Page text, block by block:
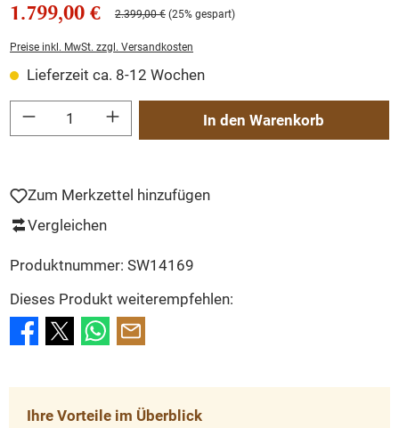
1.799,00 € 2.399,00 € (25% gespart)
Preise inkl. MwSt. zzgl. Versandkosten
Lieferzeit ca. 8-12 Wochen
Produkt Anzahl: Gib den gewünschten Wert ein oder benutze die Schaltflächen
In den Warenkorb
Zum Merkzettel hinzufügen
Vergleichen
Produktnummer: SW14169
Dieses Produkt weiterempfehlen:
Ihre Vorteile im Überblick